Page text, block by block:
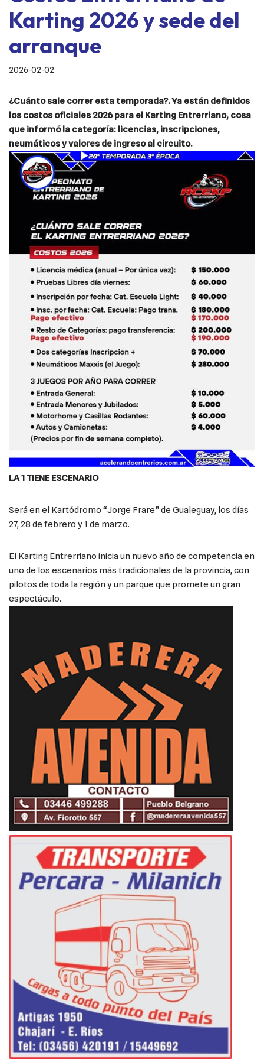
Karting 2026 y sede del
arranque
2026-02-02
¿Cuánto sale correr esta temporada?. Ya están definidos
los costos oficiales 2026 para el Karting Entrerriano, cosa
que informó la categoría: licencias, inscripciones,
neumáticos y valores de ingreso al circuito.
LA 1 TIENE ESCENARIO
Será en el Kartódromo “Jorge Frare” de Gualeguay, los días
27, 28 de febrero y 1 de marzo.
El Karting Entrerriano inicia un nuevo año de competencia en
uno de los escenarios más tradicionales de la provincia, con
pilotos de toda la región y un parque que promete un gran
espectáculo.